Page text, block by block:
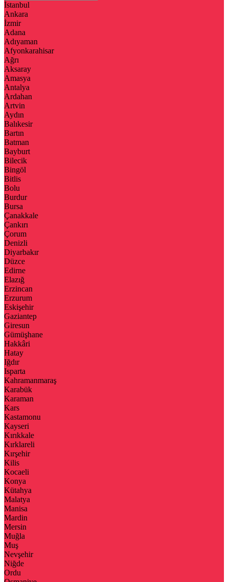
İstanbul
Ankara
İzmir
Adana
Adıyaman
Afyonkarahisar
Ağrı
Aksaray
Amasya
Antalya
Ardahan
Artvin
Aydın
Balıkesir
Bartın
Batman
Bayburt
Bilecik
Bingöl
Bitlis
Bolu
Burdur
Bursa
Çanakkale
Çankırı
Çorum
Denizli
Diyarbakır
Düzce
Edirne
Elazığ
Erzincan
Erzurum
Eskişehir
Gaziantep
Giresun
Gümüşhane
Hakkâri
Hatay
Iğdır
Isparta
Kahramanmaraş
Karabük
Karaman
Kars
Kastamonu
Kayseri
Kırıkkale
Kırklareli
Kırşehir
Kilis
Kocaeli
Konya
Kütahya
Malatya
Manisa
Mardin
Mersin
Muğla
Muş
Nevşehir
Niğde
Ordu